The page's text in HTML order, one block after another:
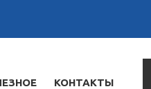
КОНТАКТЫ